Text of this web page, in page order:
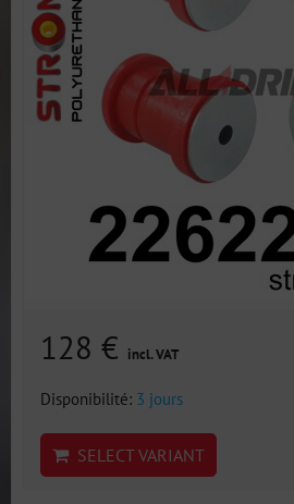
128 € incl. VAT
Disponibilité: 3 jours
SELECT VARIANT